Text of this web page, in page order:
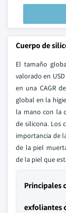
Cuerpo de
El tamaño
valorado en
en una CAGR
global en la
la mano con la
de silicona. Los
importancia de
de la piel
de la piel que
Principales
exfoliantes